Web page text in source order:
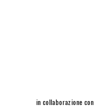
in collaborazione con